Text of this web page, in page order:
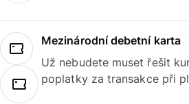
Mezinárodní debetní karta
Už nebudete muset řešit
poplatky za transakce při